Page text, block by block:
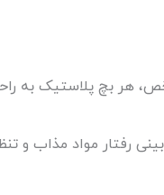
رفتار مواد مذاب و